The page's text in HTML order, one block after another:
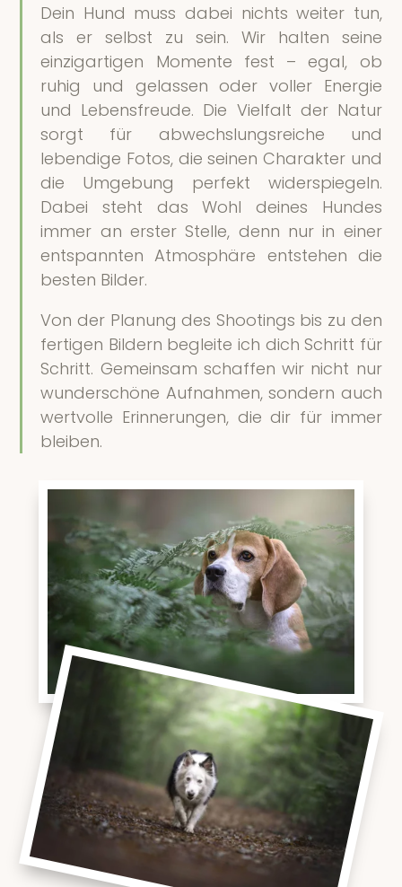
Dein Hund muss dabei nichts weiter tun,
als er selbst zu sein. Wir halten seine
einzigartigen Momente fest – egal, ob
ruhig und gelassen oder voller Energie
und Lebensfreude. Die Vielfalt der Natur
sorgt für abwechslungsreiche und
lebendige Fotos, die seinen Charakter und
die Umgebung perfekt widerspiegeln.
Dabei steht das Wohl deines Hundes
immer an erster Stelle, denn nur in einer
entspannten Atmosphäre entstehen die
besten Bilder.
Von der Planung des Shootings bis zu den
fertigen Bildern begleite ich dich Schritt für
Schritt. Gemeinsam schaffen wir nicht nur
wunderschöne Aufnahmen, sondern auch
wertvolle Erinnerungen, die dir für immer
bleiben.